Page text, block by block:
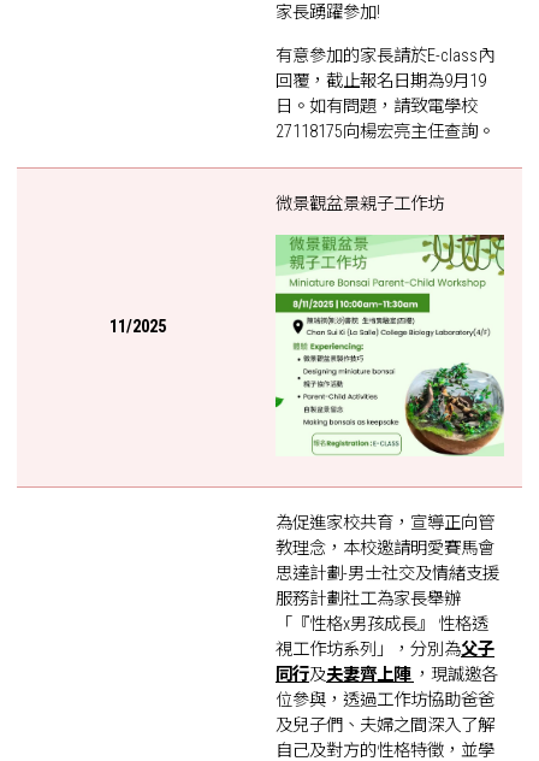
家長踴躍參加!
有意參加的家長請於E-class內
回覆，截止報名日期為9月19
日。如有問題，請致電學校
27118175向楊宏亮主任查詢。
11/2025
微景觀盆景親子工作坊
為促進家校共育，宣導正向管
教理念，本校邀請明愛賽馬會
思達計劃-男士社交及情緒支援
服務計劃社工為家長舉辦
「『性格x男孩成長』 性格透
視工作坊系列」，分別為父子
同行及夫妻齊上陣 ，現誠邀各
位參與，透過工作坊協助爸爸
及兒子們、夫婦之間深入了解
自己及對方的性格特徵，並學